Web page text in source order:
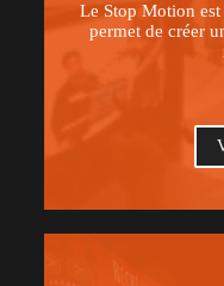
Le Stop Motion
permet de créer